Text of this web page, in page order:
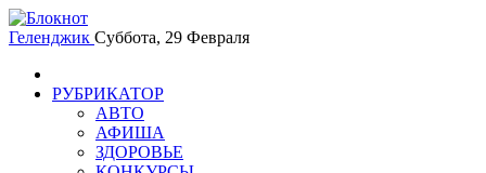
Геленджик Суббота, 29 Февраля
РУБРИКАТОР
АВТО
АФИША
ЗДОРОВЬЕ